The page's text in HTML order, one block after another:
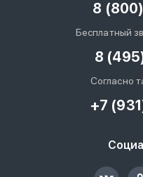
8
Бесплатный
8
Согласно
+7